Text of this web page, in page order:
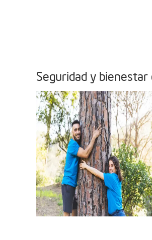
Seguridad y bienestar